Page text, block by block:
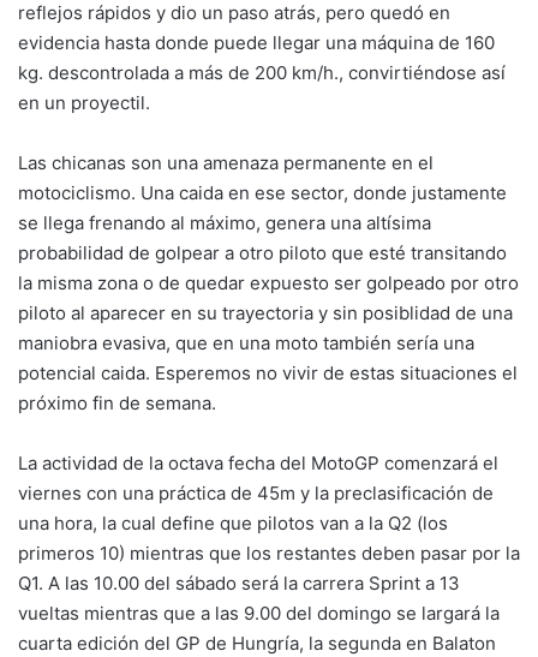
reflejos rápidos y dio un paso atrás, pero quedó en
evidencia hasta donde puede llegar una máquina de 160
kg. descontrolada a más de 200 km/h., convirtiéndose así
en un proyectil.
Las chicanas son una amenaza permanente en el
motociclismo. Una caida en ese sector, donde justamente
se llega frenando al máximo, genera una altísima
probabilidad de golpear a otro piloto que esté transitando
la misma zona o de quedar expuesto ser golpeado por otro
piloto al aparecer en su trayectoria y sin posiblidad de una
maniobra evasiva, que en una moto también sería una
potencial caida. Esperemos no vivir de estas situaciones el
próximo fin de semana.
La actividad de la octava fecha del MotoGP comenzará el
viernes con una práctica de 45m y la preclasificación de
una hora, la cual define que pilotos van a la Q2 (los
primeros 10) mientras que los restantes deben pasar por la
Q1. A las 10.00 del sábado será la carrera Sprint a 13
vueltas mientras que a las 9.00 del domingo se largará la
cuarta edición del GP de Hungría, la segunda en Balaton